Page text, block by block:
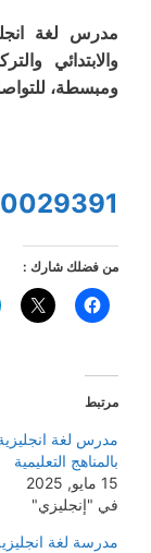
مدرس لغة
والابتدائي
ومبسطة،
من فضلك شارك :
مرتبط
مدرس لغة
بالمناهج التعليمية
15 مايو, 2025
في "إنجليزي"
مدرسة لغة